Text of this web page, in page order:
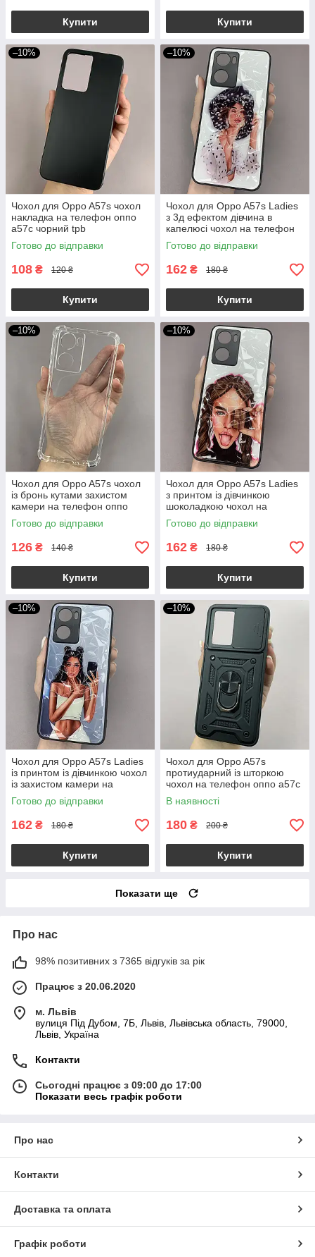
Купити Купити
–10%
Чохол для Oppo A57s чохол
накладка на телефон оппо
а57с чорний tpb
Готово до відправки
108 ₴ 120 ₴
Купити
–10%
Чохол для Oppo A57s Ladies
з 3д ефектом дівчина в
капелюсі чохол на телефон
оппо а57с білий
Готово до відправки
162 ₴ 180 ₴
Купити
–10%
Чохол для Oppo A57s чохол
із бронь кутами захистом
камери на телефон оппо
а57с прозорий ttp
Готово до відправки
126 ₴ 140 ₴
Купити
–10%
Чохол для Oppo A57s Ladies
з принтом із дівчинкою
шоколадкою чохол на
телефон оппо а57с білий
Готово до відправки
162 ₴ 180 ₴
Купити
–10%
Чохол для Oppo A57s Ladies
із принтом із дівчинкою чохол
із захистом камери на
телефон оппо а57с сірий
Готово до відправки
162 ₴ 180 ₴
Купити
–10%
Чохол для Oppo A57s
протиударний із шторкою
чохол на телефон оппо а57с
чорний crt
В наявності
180 ₴ 200 ₴
Купити
Показати ще
Про нас
98% позитивних з 7365 відгуків за рік
Працює з 20.06.2020
м. Львів
вулиця Під Дубом, 7Б, Львів, Львівська область, 79000,
Львів, Україна
Контакти
Сьогодні працює з 09:00 до 17:00
Показати весь графік роботи
Про нас
Контакти
Доставка та оплата
Графік роботи